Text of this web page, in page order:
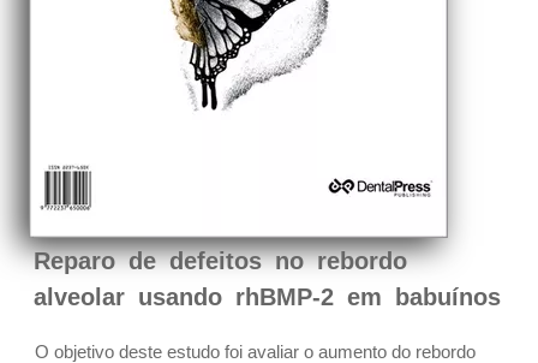
Reparo de defeitos no rebordo
alveolar usando rhBMP-2 em babuínos
O objetivo deste estudo foi avaliar o aumento do rebordo